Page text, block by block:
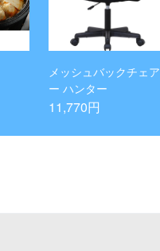
メッシュバックチェア
ー ハンター
11,770円